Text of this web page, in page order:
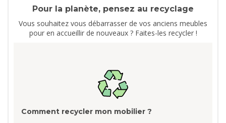
Pour la planète, pensez au recyclage
Vous souhaitez vous débarrasser de vos anciens meubles
pour en accueillir de nouveaux ? Faites-les recycler !
Comment recycler mon mobilier ?